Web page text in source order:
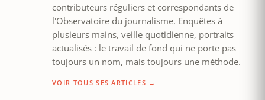
contributeurs réguliers et correspondants de
l'Observatoire du journalisme. Enquêtes à
plusieurs mains, veille quotidienne, portraits
actualisés : le travail de fond qui ne porte pas
toujours un nom, mais toujours une méthode.
VOIR TOUS SES ARTICLES →